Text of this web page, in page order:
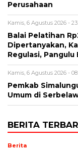
Perusahaan
Kamis, 6 Agustus 2026 -
Balai Pelatihan
Dipertanyakan,
Regulasi,
Kamis, 6 Agustus 2026 -
Pemkab
Umum di
BERITA
Berita